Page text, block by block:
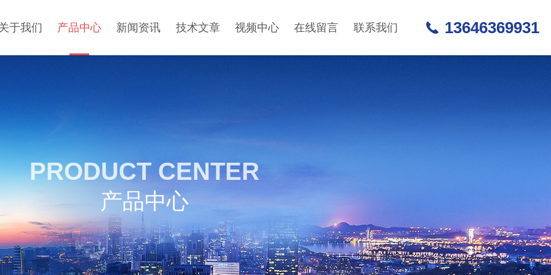
于我们 产品中心 新闻资讯 技术文章 视频中心 在线留言 联系我们 13646369931
PRODUCT CENTER
产品中心